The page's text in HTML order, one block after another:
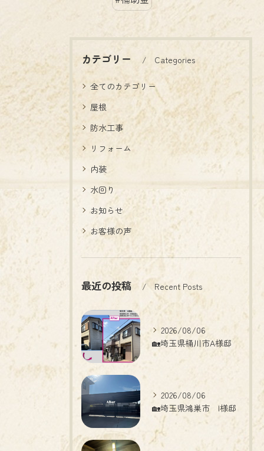
カテゴリー Categories
全てのカテゴリー
屋根
防水工事
リフォーム
内装
水回り
お知らせ
お客様の声
最近の投稿 Recent Posts
2026/08/06
🏡埼玉県桶川市A様邸
2026/08/06
🏡埼玉県鴻巣市 I様邸